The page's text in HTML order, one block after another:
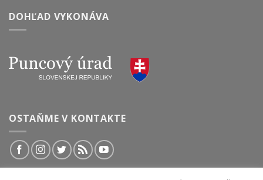
DOHĽAD VYKONÁVA
OSTAŇME V KONTAKTE